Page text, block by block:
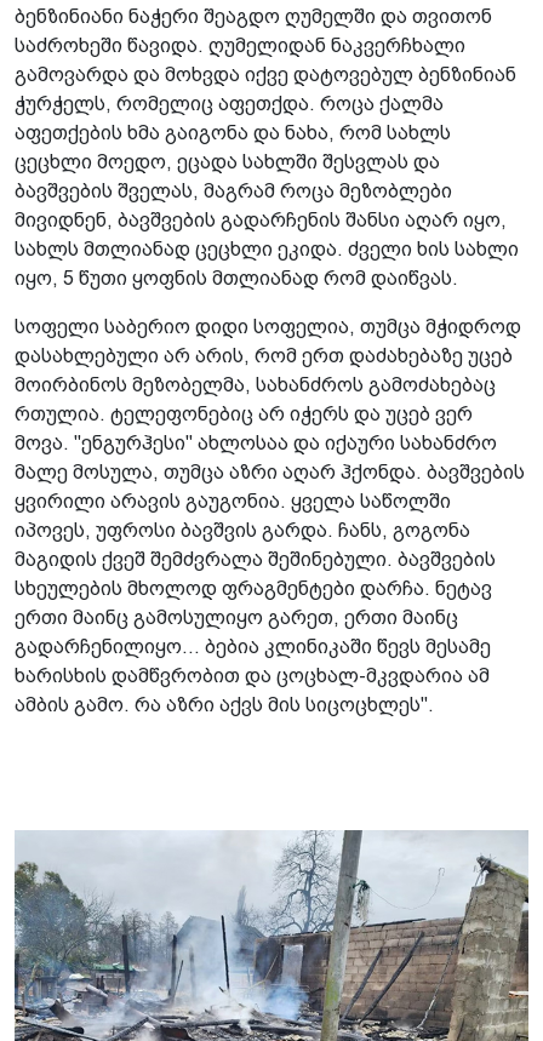
ბენზინიანი ნაჭერი შეაგდო ღუმელში და თვითონ
საძროხეში წავიდა. ღუმელიდან ნაკვერჩხალი
გამოვარდა და მოხვდა იქვე დატოვებულ ბენზინიან
ჭურჭელს, რომელიც აფეთქდა. როცა ქალმა
აფეთქების ხმა გაიგონა და ნახა, რომ სახლს
ცეცხლი მოედო, ეცადა სახლში შესვლას და
ბავშვების შველას, მაგრამ როცა მეზობლები
მივიდნენ, ბავშვების გადარჩენის შანსი აღარ იყო,
სახლს მთლიანად ცეცხლი ეკიდა. ძველი ხის სახლი
იყო, 5 წუთი ყოფნის მთლიანად რომ დაიწვას.
სოფელი საბერიო დიდი სოფელია, თუმცა მჭიდროდ
დასახლებული არ არის, რომ ერთ დაძახებაზე უცებ
მოირბინოს მეზობელმა, სახანძროს გამოძახებაც
რთულია. ტელეფონებიც არ იჭერს და უცებ ვერ
მოვა. "ენგურჰესი" ახლოსაა და იქაური სახანძრო
მალე მოსულა, თუმცა აზრი აღარ ჰქონდა. ბავშვების
ყვირილი არავის გაუგონია. ყველა საწოლში
იპოვეს, უფროსი ბავშვის გარდა. ჩანს, გოგონა
მაგიდის ქვეშ შემძვრალა შეშინებული. ბავშვების
სხეულების მხოლოდ ფრაგმენტები დარჩა. ნეტავ
ერთი მაინც გამოსულიყო გარეთ, ერთი მაინც
გადარჩენილიყო... ბებია კლინიკაში წევს მესამე
ხარისხის დამწვრობით და ცოცხალ-მკვდარია ამ
ამბის გამო. რა აზრი აქვს მის სიცოცხლეს".